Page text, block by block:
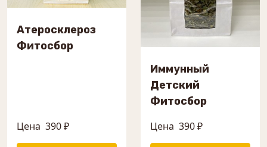
Атеросклероз
Фитосбор
Цена 390 ₽
Иммунный
Детский
Фитосбор
Цена 390 ₽